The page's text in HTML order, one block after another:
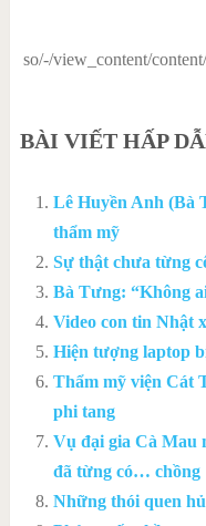
so/-/view_content/
BÀI VIẾT HẤP
Lê Huyền Anh (Bà
thẩm mỹ
Sự thật chưa từng
Bà Tưng: “Không
Video con tin Nhật
Hiện tượng laptop
Thẩm mỹ viện Cát
phi tang
Vụ đại gia Cà Mau
đã từng có… chồng
Những thói quen